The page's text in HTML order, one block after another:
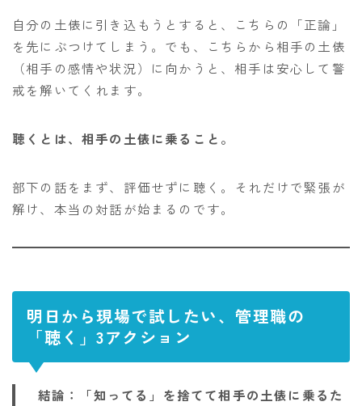
自分の土俵に引き込もうとすると、こちらの「正論」
を先にぶつけてしまう。でも、こちらから相手の土俵
（相手の感情や状況）に向かうと、相手は安心して警
戒を解いてくれます。
聴くとは、相手の土俵に乗ること。
部下の話をまず、評価せずに聴く。それだけで緊張が
解け、本当の対話が始まるのです。
明日から現場で試したい、管理職の
「聴く」3アクション
結論：「知ってる」を捨てて相手の土俵に乗るた